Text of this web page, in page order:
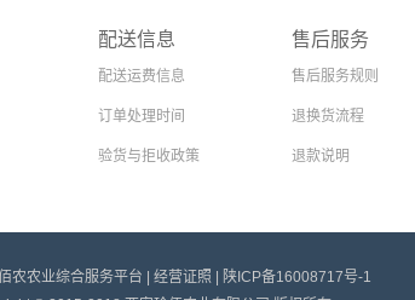
配送信息
配送运费信息
订单处理时间
验货与拒收政策
售后服务
售后服务规则
退换货流程
退款说明
农农业综合服务平台 | 经营证照
陕ICP备16008717号-1